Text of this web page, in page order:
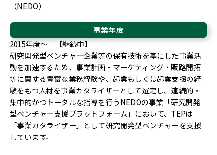
（NEDO）
事業年度
2015年度～ 【継続中】
研究開発型ベンチャー企業等の保有技術を基にした事業活
動を加速するため、事業計画・マーケティング・販路開拓
等に関する豊富な業務経験や、起業もしくは起業支援の経
験をもつ人材を事業カタライザーとして選定し、連続的・
集中的かつトータルな指導を行うNEDOの事業「研究開発
型ベンチャー支援プラットフォーム」において、TEPは
「事業カタライザー」として研究開発型ベンチャーを支援
しています。